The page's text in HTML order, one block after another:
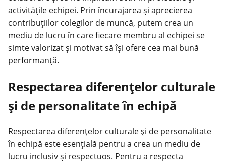
activitățile echipei. Prin încurajarea și aprecierea
contribuțiilor colegilor de muncă, putem crea un
mediu de lucru în care fiecare membru al echipei se
simte valorizat și motivat să își ofere cea mai bună
performanță.
Respectarea diferențelor culturale
și de personalitate în echipă
Respectarea diferențelor culturale și de personalitate
în echipă este esențială pentru a crea un mediu de
lucru inclusiv și respectuos. Pentru a respecta